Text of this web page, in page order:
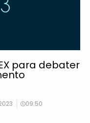
para debater
09:50